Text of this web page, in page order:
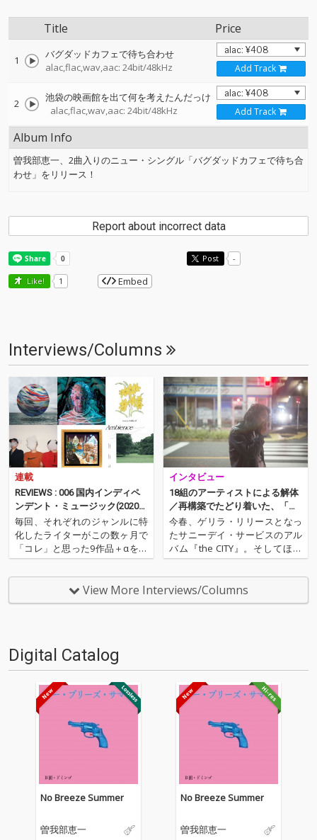
Title Price
1
バグダッドカフェで待ち合わせ
alac,flac,wav,aac: 24bit/48kHz
Add Track
2
池袋の映画館を出て何を考えたんだっけ
alac,flac,wav,aac: 24bit/48kHz
Add Track
Album Info
曽我部恵一、2曲入りのニュー・シングル「バグダッドカフェで待ち合
わせ」をリリース！
Report about incorrect data
Post -
Like! 1 Embed
Interviews/Columns
連載
REVIEWS : 006 国内インディペ
ンデント・ミュージック(2020年
7月)──松島広人（NordOst）
毎回、それぞれのジャンルに特
化したライターがこの数ヶ月で
「コレ」と思った9作品＋αを紹
介するコーナー。ノーウェー
ヴ・バンドAIZのWeird Instrum
ents担当/ライターのNord Ost
（松島広人）が、2020年のムー
インタビュー
18組のアーティストによる解体
／再構築でたどり着いた、「い
ま」のサニーデイ・サービス──
『the SEA』配信開始
今春、ゲリラ・リリースとなっ
たサニーデイ・サービスのアル
バム『the CITY』。そしてほぼ
間髪を入れず、Spotifyのプレイ
リストという形で順次発表され
た『the CITY』収録楽曲のリミ
ックス・再構築プロジェクト『t
View More Interviews/Columns
Digital Catalog
No Breeze Summer
曽我部恵一
No Breeze Summer
曽我部恵一